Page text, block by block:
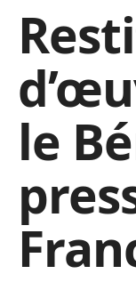
le